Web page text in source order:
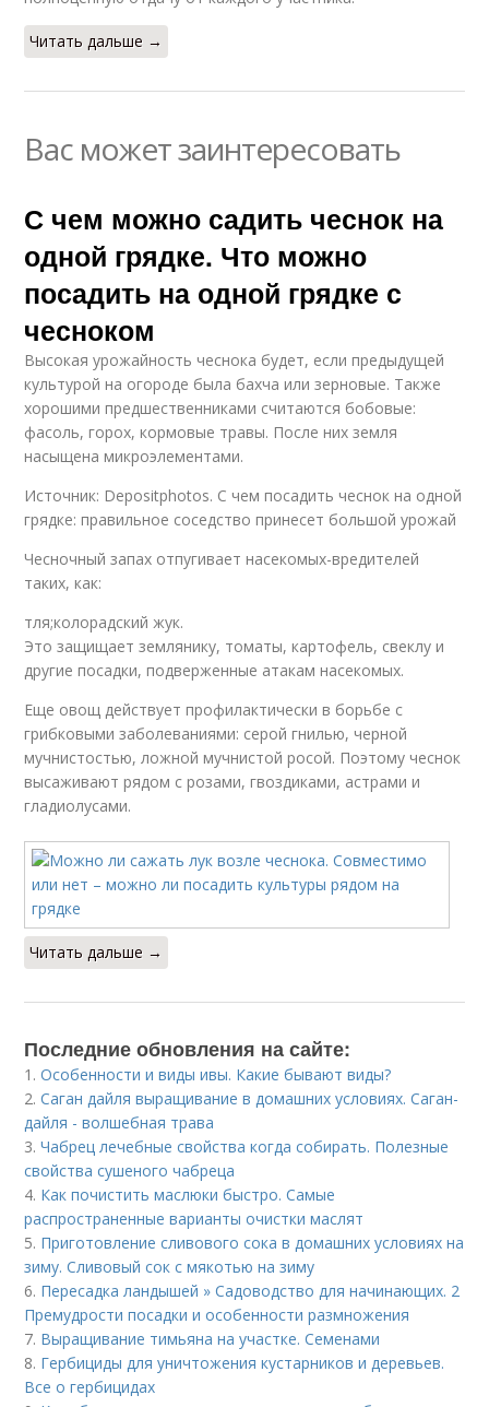
Читать дальше →
Вас может заинтересовать
С чем можно садить чеснок на
одной грядке. Что можно
посадить на одной грядке с
чесноком
Высокая урожайность чеснока будет, если предыдущей
культурой на огороде была бахча или зерновые. Также
хорошими предшественниками считаются бобовые:
фасоль, горох, кормовые травы. После них земля
насыщена микроэлементами.
Источник: Depositphotos. С чем посадить чеснок на одной
грядке: правильное соседство принесет большой урожай
Чесночный запах отпугивает насекомых-вредителей
таких, как:
тля;колорадский жук.
Это защищает землянику, томаты, картофель, свеклу и
другие посадки, подверженные атакам насекомых.
Еще овощ действует профилактически в борьбе с
грибковыми заболеваниями: серой гнилью, черной
мучнистостью, ложной мучнистой росой. Поэтому чеснок
высаживают рядом с розами, гвоздиками, астрами и
гладиолусами.
Читать дальше →
Последние обновления на сайте:
1.Особенности и виды ивы. Какие бывают виды?
2.Саган дайля выращивание в домашних условиях. Саган-
дайля - волшебная трава
3.Чабрец лечебные свойства когда собирать. Полезные
свойства сушеного чабреца
4. Как почистить маслюки быстро. Самые
распространенные варианты очистки маслят
5. Приготовление сливового сока в домашних условиях на
зиму. Сливовый сок с мякотью на зиму
6. Пересадка ландышей » Садоводство для начинающих. 2
Премудрости посадки и особенности размножения
7. Выращивание тимьяна на участке. Семенами
8. Гербициды для уничтожения кустарников и деревьев.
Все о гербицидах